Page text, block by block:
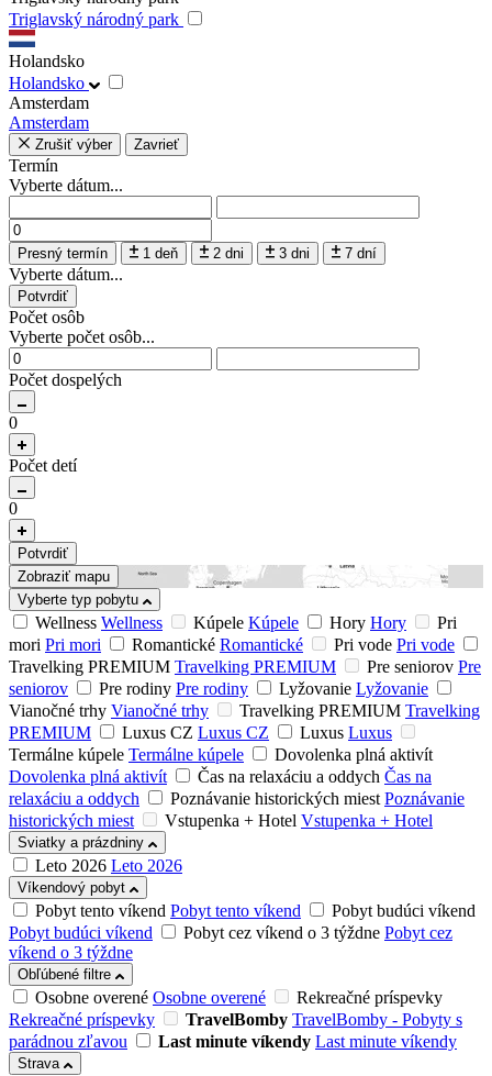
Triglavský národný park
Holandsko
Holandsko
Amsterdam
Amsterdam
Zrušiť výber Zavrieť
Termín
Vyberte dátum...
Presný termín 1 deň 2 dni 3 dni 7 dní
Vyberte dátum...
Potvrdiť
Počet osôb
Vyberte počet osôb...
Počet dospelých
0
Počet detí
0
Potvrdiť
Zobraziť mapu
Vyberte typ pobytu
Wellness Wellness Kúpele Kúpele Hory Hory
Pri
mori Pri mori Romantické Romantické Pri vode Pri vode
Travelking PREMIUM Travelking PREMIUM Pre seniorov Pre
seniorov
Pre rodiny Pre rodiny Lyžovanie Lyžovanie
Vianočné trhy Vianočné trhy Travelking PREMIUM Travelking
PREMIUM
Luxus CZ Luxus CZ Luxus Luxus
Termálne kúpele Termálne kúpele
Dovolenka plná aktivít
Dovolenka plná aktivít
Čas na relaxáciu a oddych Čas na
relaxáciu a oddych
Poznávanie historických miest Poznávanie
historických miest
Vstupenka + Hotel Vstupenka + Hotel
Sviatky a prázdniny
Leto 2026 Leto 2026
Víkendový pobyt
Pobyt tento víkend Pobyt tento víkend
Pobyt budúci víkend
Pobyt budúci víkend
Pobyt cez víkend o 3 týždne Pobyt cez
víkend o 3 týždne
Obľúbené filtre
Osobne overené Osobne overené
Rekreačné príspevky
Rekreačné príspevky
TravelBomby TravelBomby - Pobyty s
parádnou zľavou
Last minute víkendy Last minute víkendy
Strava